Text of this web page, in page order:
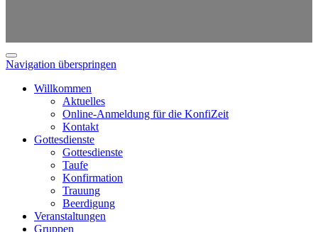
Navigation überspringen
Willkommen
Aktuelles
Online-Anmeldung für die KonfiZeit
Kontakt
Gottesdienste
Gottesdienste
Taufe
Konfirmation
Trauung
Beerdigung
Veranstaltungen
Gruppen